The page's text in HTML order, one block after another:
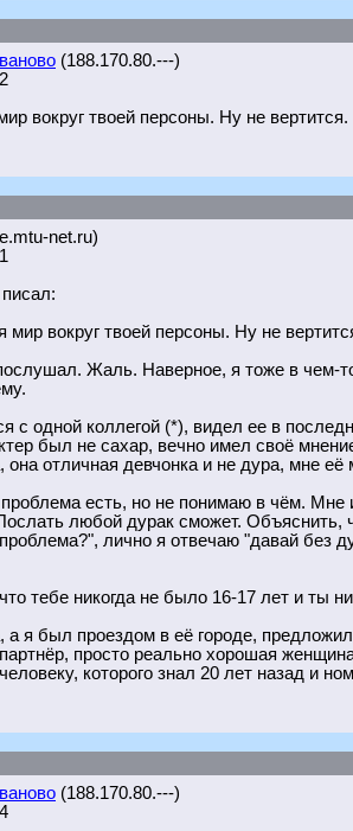
(188.170.80.---)
вокруг твоей персоны. Ну не вертится.
net.ru)
мир вокруг твоей персоны. Ну не
Жаль. Наверное, я тоже в чем-
с одной коллегой (*), видел ее в
был не сахар, вечно имел своё
она отличная девчонка и не дура, мне
есть, но не понимаю в чём. Мне
любой дурак сможет. Объяснить,
лично я отвечаю "давай без
тебе никогда не было 16-17 лет и ты
а я был проездом в её городе,
просто реально хорошая
которого знал 20 лет назад и
(188.170.80.---)